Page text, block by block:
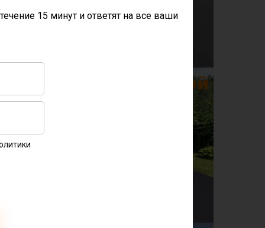
15 минут и ответят на все ваши